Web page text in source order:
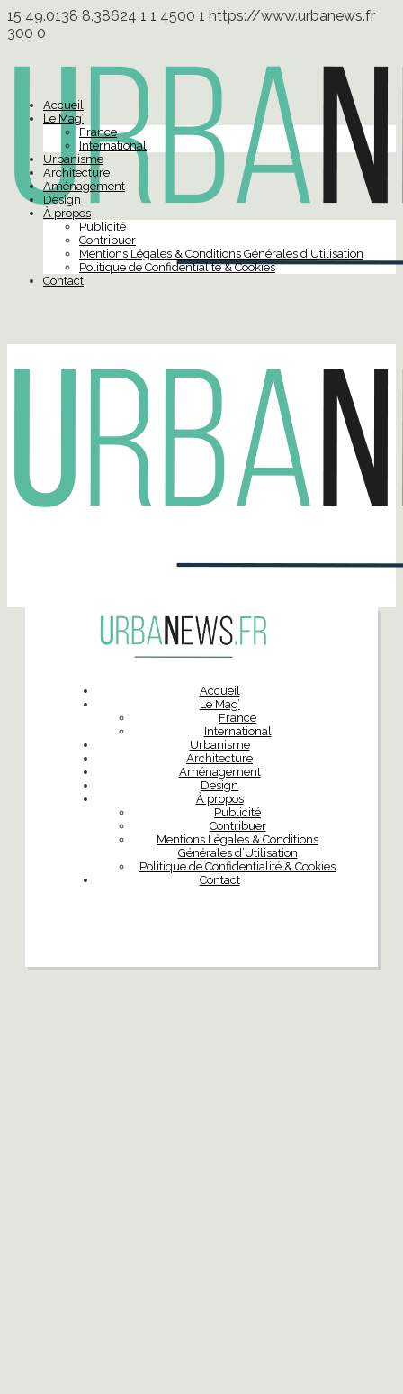
15 49.0138 8.38624 1 1 4500 1 https://www.urbanews.fr
300 0
Accueil
Le Mag’
France
International
Urbanisme
Architecture
Aménagement
Design
À propos
Publicité
Contribuer
Mentions Légales & Conditions Générales d’Utilisation
Politique de Confidentialité & Cookies
Contact
Accueil
Le Mag’
France
International
Urbanisme
Architecture
Aménagement
Design
À propos
Publicité
Contribuer
Mentions Légales & Conditions
Générales d’Utilisation
Politique de Confidentialité & Cookies
Contact